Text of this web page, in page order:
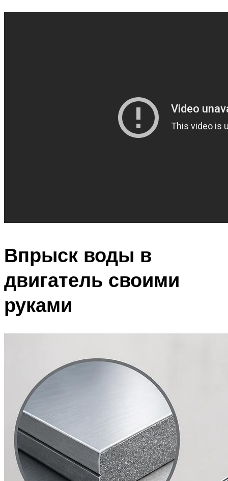
Впрыск воды в
двигатель своими
руками